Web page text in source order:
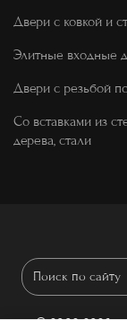
Двери с ковкой и
Элитные входные
Двери с резьбой
Со вставками из
дерева, стали